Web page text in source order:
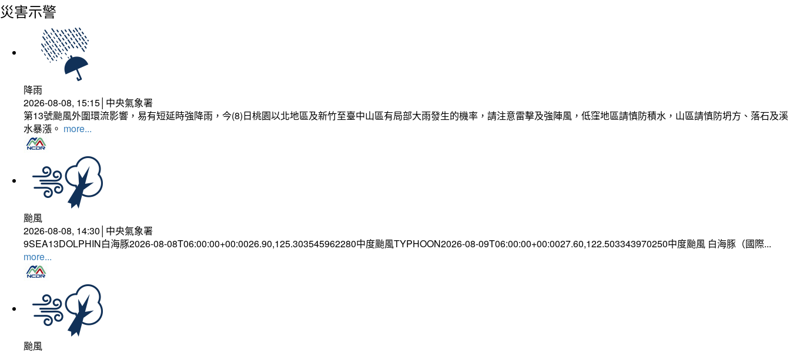
災害示警
降雨
2026-08-08, 15:15│中央氣象署
第13號颱風外圍環流影響，易有短延時強降雨，今(8)日桃園以北地區及新竹至臺中山區有局部大雨發生的機率，請注意雷擊及強陣風，低窪地區請慎防積水，山區請慎防坍方、落石及溪
水暴漲。 more...
颱風
2026-08-08, 14:30│中央氣象署
9SEA13DOLPHIN白海豚2026-08-08T06:00:00+00:0026.90,125.303545962280中度颱風TYPHOON2026-08-09T06:00:00+00:0027.60,122.503343970250中度颱風 白海豚（國際...
more...
颱風